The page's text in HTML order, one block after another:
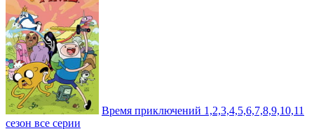
Время приключений 1,2,3,4,5,6,7,8,9,10,11
сезон все серии